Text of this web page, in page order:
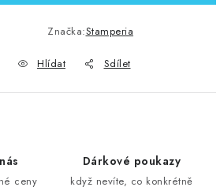
Značka:Stamperia
Hlídat Sdílet
ceny
Dárkové poukazy
když nevíte, co konkrétně